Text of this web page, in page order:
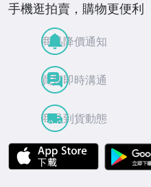
手機逛拍賣，購物更便利
商品降價通知
買賣即時溝通
商品到貨動態
APP Store